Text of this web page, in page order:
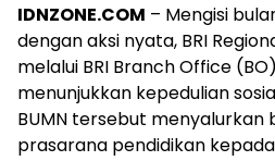
IDNZONE.COM – Mengisi
dengan aksi nyata, BRI
melalui BRI Branch Office
menunjukkan kepedulian
BUMN tersebut menyalurkan
prasarana pendidikan